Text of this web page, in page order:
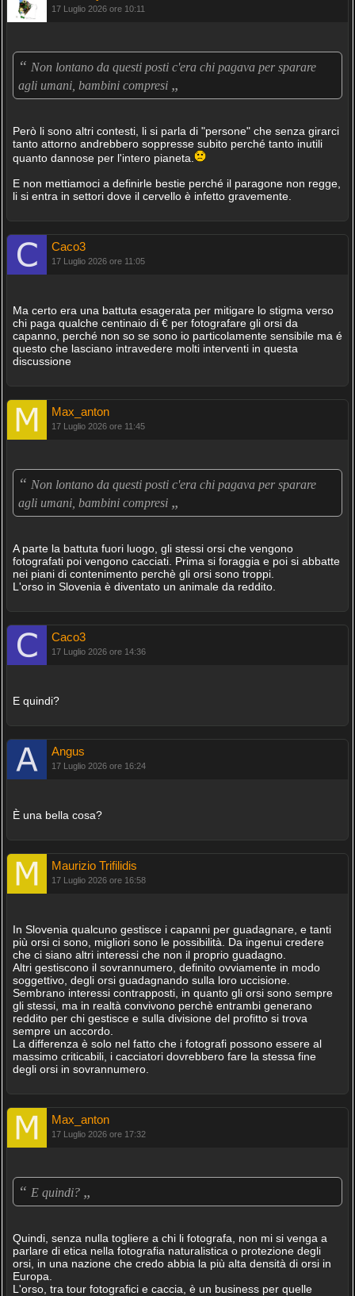
17 Luglio 2026 ore 10:11
“ Non lontano da questi posti c'era chi pagava per sparare
agli umani, bambini compresi „
Però li sono altri contesti, li si parla di "persone" che senza girarci
tanto attorno andrebbero soppresse subito perché tanto inutili
quanto dannose per l'intero pianeta.
E non mettiamoci a definirle bestie perché il paragone non regge,
li si entra in settori dove il cervello è infetto gravemente.
Caco3
17 Luglio 2026 ore 11:05
Ma certo era una battuta esagerata per mitigare lo stigma verso
chi paga qualche centinaio di € per fotografare gli orsi da
capanno, perché non so se sono io particolamente sensibile ma é
questo che lasciano intravedere molti interventi in questa
discussione
Max_anton
17 Luglio 2026 ore 11:45
“ Non lontano da questi posti c'era chi pagava per sparare
agli umani, bambini compresi „
A parte la battuta fuori luogo, gli stessi orsi che vengono
fotografati poi vengono cacciati. Prima si foraggia e poi si abbatte
nei piani di contenimento perchè gli orsi sono troppi.
L'orso in Slovenia è diventato un animale da reddito.
Caco3
17 Luglio 2026 ore 14:36
E quindi?
Angus
17 Luglio 2026 ore 16:24
È una bella cosa?
Maurizio Trifilidis
17 Luglio 2026 ore 16:58
In Slovenia qualcuno gestisce i capanni per guadagnare, e tanti
più orsi ci sono, migliori sono le possibilità. Da ingenui credere
che ci siano altri interessi che non il proprio guadagno.
Altri gestiscono il sovrannumero, definito ovviamente in modo
soggettivo, degli orsi guadagnando sulla loro uccisione.
Sembrano interessi contrapposti, in quanto gli orsi sono sempre
gli stessi, ma in realtà convivono perchè entrambi generano
reddito per chi gestisce e sulla divisione del profitto si trova
sempre un accordo.
La differenza è solo nel fatto che i fotografi possono essere al
massimo criticabili, i cacciatori dovrebbero fare la stessa fine
degli orsi in sovrannumero.
Max_anton
17 Luglio 2026 ore 17:32
“ E quindi? „
Quindi, senza nulla togliere a chi li fotografa, non mi si venga a
parlare di etica nella fotografia naturalistica o protezione degli
orsi, in una nazione che credo abbia la più alta densità di orsi in
Europa.
L'orso, tra tour fotografici e caccia, è un business per quelle